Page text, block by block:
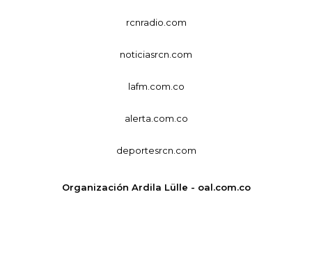
rcnradio.com
noticiasrcn.com
lafm.com.co
alerta.com.co
deportesrcn.com
Organización Ardila Lülle - oal.com.co